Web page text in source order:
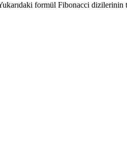
formül Fibonacci